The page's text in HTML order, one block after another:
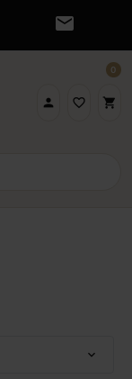
mail
 favorite_border shopping_cart
0
expand_more